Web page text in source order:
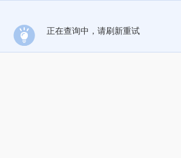
正在查询中，请刷新重试